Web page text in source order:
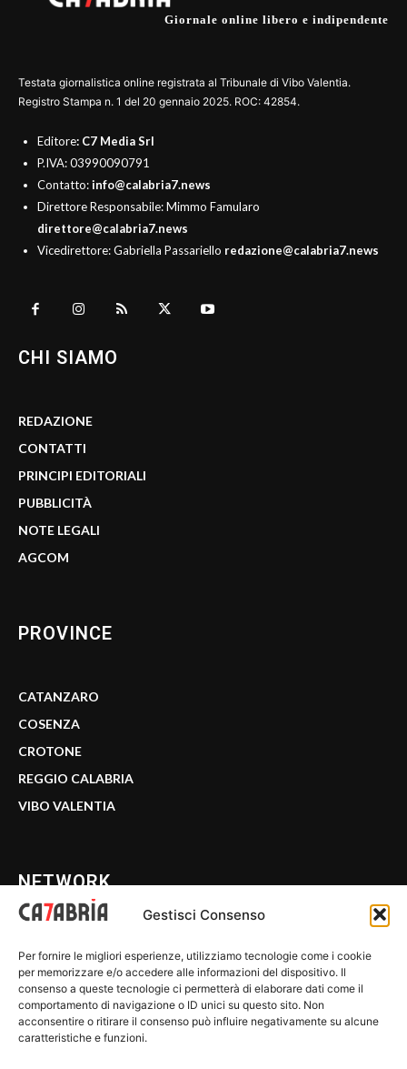
Gestisci Consenso
Per fornire le migliori esperienze, utilizziamo tecnologie come i cookie
per memorizzare e/o accedere alle informazioni del dispositivo. Il
consenso a queste tecnologie ci permetterà di elaborare dati come il
comportamento di navigazione o ID unici su questo sito. Non
acconsentire o ritirare il consenso può influire negativamente su alcune
caratteristiche e funzioni.
Giornale online libero e indipendente
Testata giornalistica online registrata al Tribunale di Vibo Valentia.
Registro Stampa n. 1 del 20 gennaio 2025. ROC: 42854.
Editore: C7 Media Srl
P.IVA: 03990090791
Contatto:info@calabria7.news
Direttore Responsabile: Mimmo Famularo
direttore@calabria7.news
Vicedirettore: Gabriella Passariello redazione@calabria7.news
CHI SIAMO
REDAZIONE
CONTATTI
PRINCIPI EDITORIALI
PUBBLICITÀ
NOTE LEGALI
AGCOM
PROVINCE
CATANZARO
COSENZA
CROTONE
REGGIO CALABRIA
VIBO VALENTIA
NETWORK
WE CALABRIA
C7 PLAY
MIX ZONE